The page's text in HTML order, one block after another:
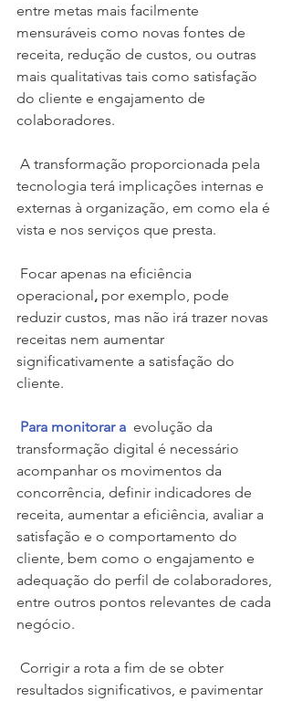
entre metas mais facilmente
mensuráveis como novas fontes de
receita, redução de custos, ou outras
mais qualitativas tais como satisfação
do cliente e engajamento de
colaboradores.
tecnologia terá implicações internas e
externas à organização, em como ela é
vista e nos serviços que presta.
operacional, por exemplo, pode
reduzir custos, mas não irá trazer novas
receitas nem aumentar
significativamente a satisfação do
cliente.
Para monitorar a evolução da
transformação digital é necessário
acompanhar os movimentos da
concorrência, definir indicadores de
receita, aumentar a eficiência, avaliar a
satisfação e o comportamento do
cliente, bem como o engajamento e
adequação do perfil de colaboradores,
entre outros pontos relevantes de cada
negócio.
resultados significativos, e pavimentar